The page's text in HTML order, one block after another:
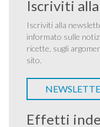
Iscriviti
Iscriviti alla
informato sulle
ricette, sugli
sito.
Effetti